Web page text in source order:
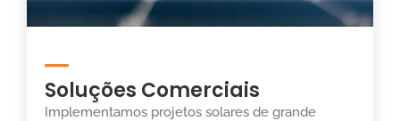
Soluções Comerciais
Implementamos projetos solares de grande